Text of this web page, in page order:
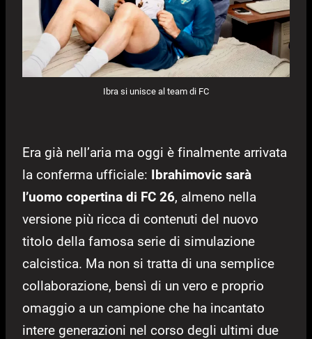
Ibra si unisce al team di FC
Era già nell’aria ma oggi è finalmente arrivata
la conferma ufficiale: Ibrahimovic sarà
l’uomo copertina di FC 26, almeno nella
versione più ricca di contenuti del nuovo
titolo della famosa serie di simulazione
calcistica. Ma non si tratta di una semplice
collaborazione, bensì di un vero e proprio
omaggio a un campione che ha incantato
intere generazioni nel corso degli ultimi due